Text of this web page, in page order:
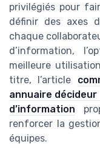
privilégiés pour
définir des axes
chaque
d’information,
meilleure
titre, l’article
annuaire
d’information
renforcer la
équipes.